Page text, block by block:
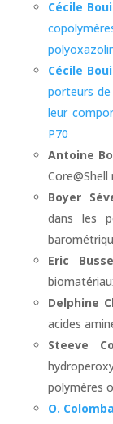
Cécile
Cécile
porteurs
leur
P70
Antoine
Boyer
dans les
Eric
Delphine
acides
Steeve
polymères
O.